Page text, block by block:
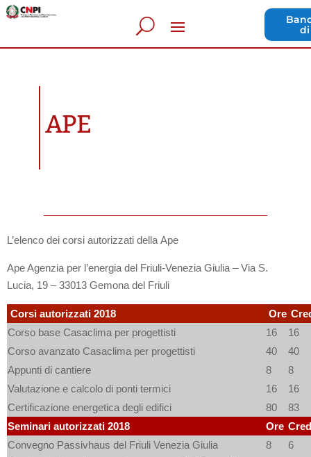
APE
L’elenco dei corsi autorizzati della Ape
Ape Agenzia per l’energia del Friuli-Venezia Giulia – Via S.
Lucia, 19 – 33013 Gemona del Friuli
Corsi autorizzati 2018 Ore
Corso base Casaclima per progettisti
16
16
Corso avanzato Casaclima per progettisti
40
40
Appunti di cantiere
8
8
Valutazione e calcolo di ponti termici
16
16
Certificazione energetica degli edifici
80
83
Seminari autorizzati 2018
Ore
Convegno Passivhaus del Friuli Venezia Giulia
8
6